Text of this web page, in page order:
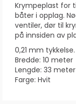
Krympeplast for
båter i opplag.
ventiler, dør til
på innsiden av
0,21 mm tykkelse.
Bredde: 10 meter
Lengde: 33 meter
Farge: Hvit